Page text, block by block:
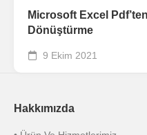
Microsoft Excel
Dönüştürme
9 Ekim 2021
Hakkımızda